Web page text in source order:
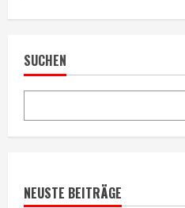
Naked
Gun
SUCHEN
NEUSTE BEITRÄGE